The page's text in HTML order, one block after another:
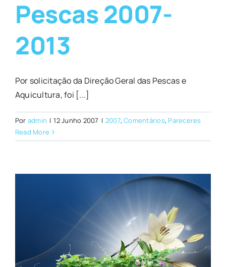
Pescas 2007-
2013
Por solicitação da Direção Geral das Pescas e
Aquicultura, foi [...]
Por admin | 12 Junho 2007 | 2007,Comentários, Pareceres
Read More